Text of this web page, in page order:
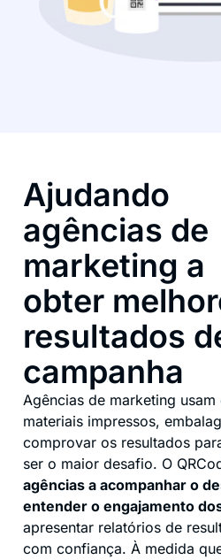
Ajudando
agências de
marketing a
obter
resultados
campanha
Agências de marketing usam
materiais impressos,
comprovar os resultados
ser o maior desafio. O
agências a acompanhar o
entender o engajamento
apresentar relatórios de
com confiança. À medida